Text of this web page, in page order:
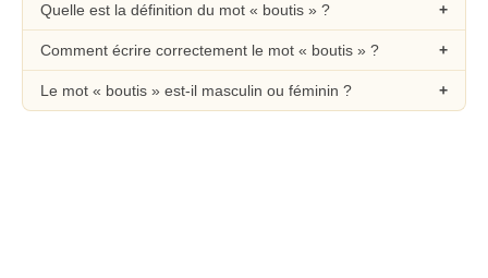
Quelle est la définition du mot « boutis » ?
Comment écrire correctement le mot « boutis » ?
Le mot « boutis » est-il masculin ou féminin ?